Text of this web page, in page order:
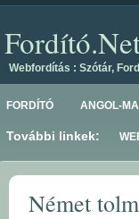
Webfordítás : Szótár,
FORDÍTÓ ANGOL-
További linkek:
Német